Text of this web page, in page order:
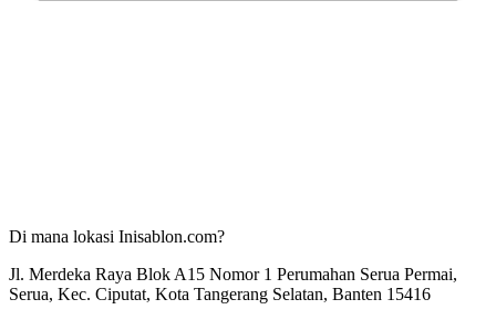
Di mana lokasi Inisablon.com?
Jl. Merdeka Raya Blok A15 Nomor 1 Perumahan Serua Permai,
Serua, Kec. Ciputat, Kota Tangerang Selatan, Banten 15416